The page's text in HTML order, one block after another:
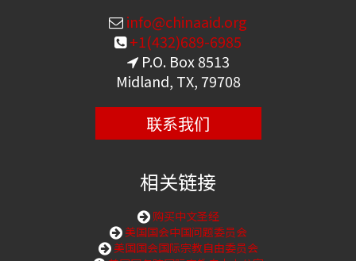
info@chinaaid.org
+1(432)689-6985
P.O. Box 8513
Midland, TX, 79708
联系我们
相关链接
购买中文圣经
美国国会中国问题委员会
美国国会国际宗教自由委员会